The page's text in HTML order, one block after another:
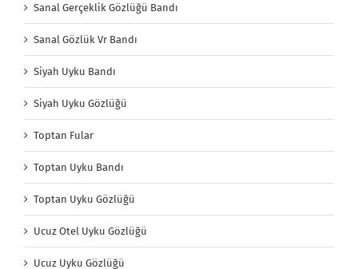
Sanal Gerçeklik Gözlüğü Bandı
Sanal Gözlük Vr Bandı
Siyah Uyku Bandı
Siyah Uyku Gözlüğü
Toptan Fular
Toptan Uyku Bandı
Toptan Uyku Gözlüğü
Ucuz Otel Uyku Gözlüğü
Ucuz Uyku Gözlüğü